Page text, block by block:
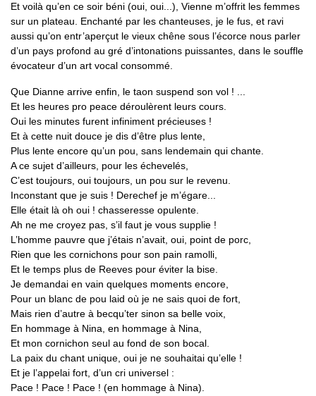
Et voilà qu’en ce soir béni (oui, oui...), Vienne m’offrit les femmes
sur un plateau. Enchanté par les chanteuses, je le fus, et ravi
aussi qu’on entr’aperçut le vieux chêne sous l’écorce nous parler
d’un pays profond au gré d’intonations puissantes, dans le souffle
évocateur d’un art vocal consommé.
Que Dianne arrive enfin, le taon suspend son vol ! ...
Et les heures pro peace déroulèrent leurs cours.
Oui les minutes furent infiniment précieuses !
Et à cette nuit douce je dis d’être plus lente,
Plus lente encore qu’un pou, sans lendemain qui chante.
A ce sujet d’ailleurs, pour les échevelés,
C’est toujours, oui toujours, un pou sur le revenu.
Inconstant que je suis ! Derechef je m’égare...
Elle était là oh oui ! chasseresse opulente.
Ah ne me croyez pas, s’il faut je vous supplie !
L’homme pauvre que j’étais n’avait, oui, point de porc,
Rien que les cornichons pour son pain ramolli,
Et le temps plus de Reeves pour éviter la bise.
Je demandai en vain quelques moments encore,
Pour un blanc de pou laid où je ne sais quoi de fort,
Mais rien d’autre à becqu’ter sinon sa belle voix,
En hommage à Nina, en hommage à Nina,
Et mon cornichon seul au fond de son bocal.
La paix du chant unique, oui je ne souhaitai qu’elle !
Et je l’appelai fort, d’un cri universel :
Pace ! Pace ! Pace ! (en hommage à Nina).